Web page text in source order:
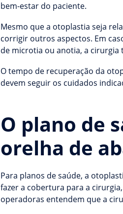
bem-estar do paciente.
Mesmo que a otoplastia seja
corrigir outros aspectos. Em
de microtia ou anotia, a cirurgia
O tempo de recuperação da
devem seguir os cuidados
O plano de
orelha de
Para planos de saúde, a
fazer a cobertura para a
operadoras entendem que a